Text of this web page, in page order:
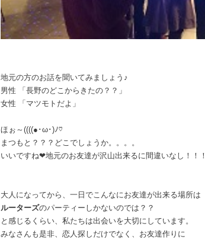
地元の方のお話を聞いてみましょう♪
男性 「長野のどこからきたの？？」
女性 「マツモトだよ」
ほぉ～((((●･ω･)ﾉ♡
まつもと？？？どこでしょうか。。。。
いいですね❤地元のお友達が沢山出来るに間違いなし！！！
大人になってから、一日でこんなにお友達が出来る場所は
ルーターズのパーティーしかないのでは？？
と感じるくらい、私たちは出会いを大切にしています。
みなさんも是非、恋人探しだけでなく、お友達作りに